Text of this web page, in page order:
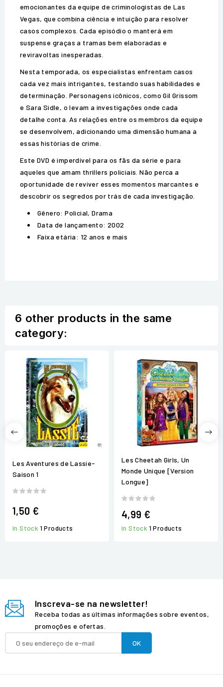
emocionantes da equipe de criminologistas de Las
Vegas, que combina ciência e intuição para resolver
casos complexos. Cada episódio o manterá em
suspense graças a tramas bem elaboradas e
reviravoltas inesperadas.
Nesta temporada, os especialistas enfrentam casos
cada vez mais intrigantes, testando suas habilidades e
determinação. Personagens icônicos, como Gil Grissom
e Sara Sidle, o levam a investigações onde cada
detalhe conta. As relações entre os membros da equipe
se desenvolvem, adicionando uma dimensão humana a
essas histórias de crime.
Este DVD é imperdível para os fãs da série e para
aqueles que amam thrillers policiais. Não perca a
oportunidade de reviver esses momentos marcantes e
descobrir os segredos por trás de cada investigação.
Gênero: Policial, Drama
Data de lançamento: 2002
Faixa etária: 12 anos e mais
6 other products in the same
category:
Les Aventures de Lassie-
Saison 1
1,50 €
In Stock 1 Products
Les Cheetah Girls, Un
Monde Unique [Version
Longue]
4,99 €
In Stock 1 Products
Inscreva-se na newsletter!
Receba todas as últimas informações sobre eventos,
promoções e ofertas.